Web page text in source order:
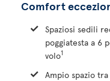
Comfort
Spaziosi sedili
poggiatesta a 6
volo1
Ampio spazio